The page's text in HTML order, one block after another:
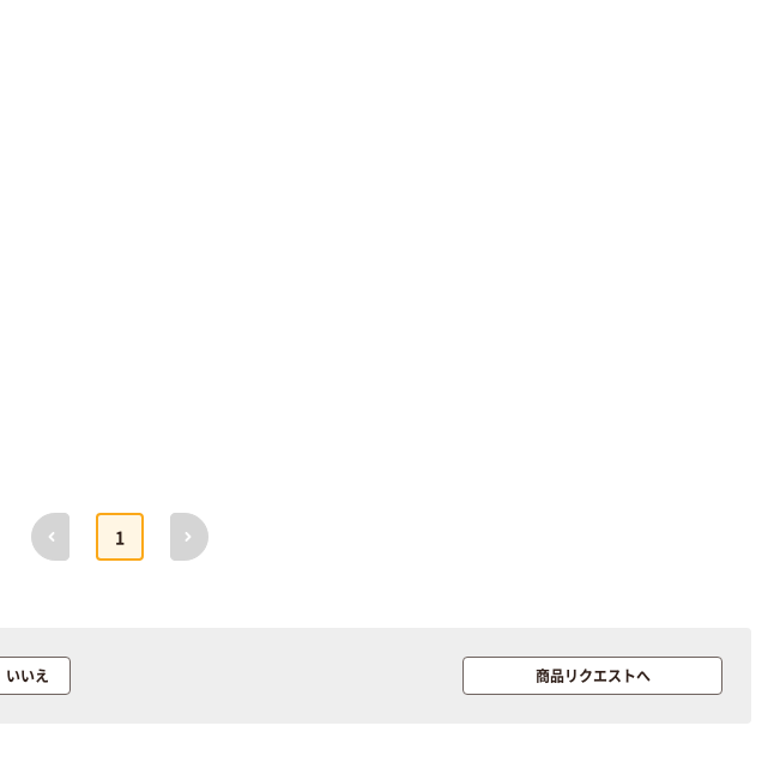
前へ
1
次へ
いいえ 商品リクエストへ
オリジナル
【アスクル限定】